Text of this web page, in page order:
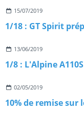
15/07/2019
1/18 : GT Spirit
13/06/2019
1/8 : L'Alpine
02/05/2019
10% de remise sur